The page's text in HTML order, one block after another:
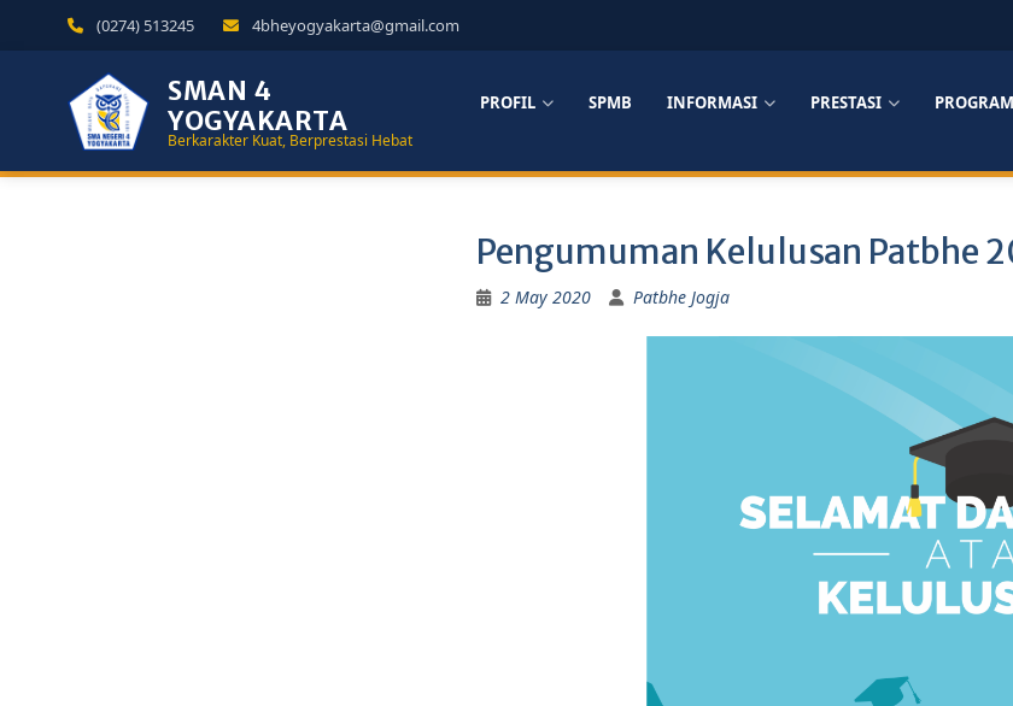
(0274) 513245 4bheyogyakarta@gmail.com
SMAN 4
YOGYAKARTA
Berkarakter Kuat, Berprestasi Hebat
PROFIL SPMB INFORMASI PRESTASI PROGRAM
Pengumuman Kelulusan Patbhe
2 May 2020 Patbhe Jogja